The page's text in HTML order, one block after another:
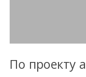
По проекту